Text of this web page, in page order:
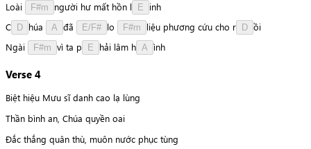
Loài
F#m người hư mất hồn l E inh
C
D húa A đã E/F# lo F#m liệu phương cứu cho r D ồi
Ngài
F#m vì ta p E hải lâm h A ình
Verse 4
Biệt hiệu Mưu sĩ danh cao lạ lùng
Thần bình an, Chúa quyền oai
Đắc thắng quân thù, muôn nước phục tùng